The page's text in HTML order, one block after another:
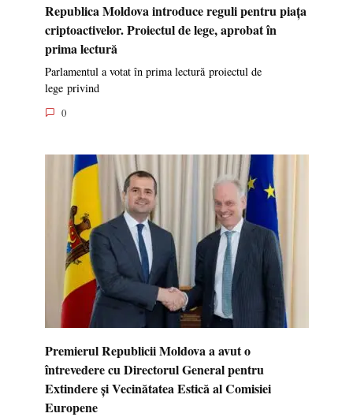
Republica Moldova introduce reguli pentru piața
criptoactivelor. Proiectul de lege, aprobat în
prima lectură
Parlamentul a votat în prima lectură proiectul de
lege privind
0
Premierul Republicii Moldova a avut o
întrevedere cu Directorul General pentru
Extindere și Vecinătatea Estică al Comisiei
Europene